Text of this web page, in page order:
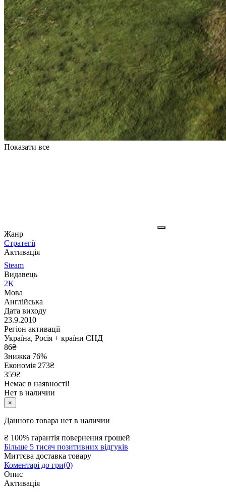
Показати все
Жанр
Стратегії
Активація
Steam
Видавець
2K
Мова
Англійська
Дата виходу
23.9.2010
Регіон активації
Україна, Росія + країни СНД
86₴
Знижка 76%
Економія 273₴
359₴
Немає в наявності!
Нет в наличии
×
Данного товара нет в наличии
₴ 100% гарантія повернення грошей
Більше 5 тисяч позитивних відгуків
Миттєва доставка товару
Коментарі до гри(0)
Опис
Активація